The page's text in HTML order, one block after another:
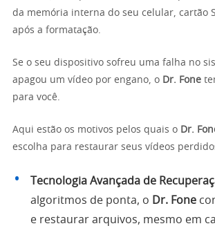
da memória interna do seu celular, cartão
após a formatação.
Se o seu dispositivo sofreu uma falha no
apagou um vídeo por engano, o Dr. Fone
para você.
Aqui estão os motivos pelos quais o Dr.
escolha para restaurar seus vídeos
Tecnologia Avançada de
algoritmos de ponta, o Dr. Fone
e restaurar arquivos, mesmo em